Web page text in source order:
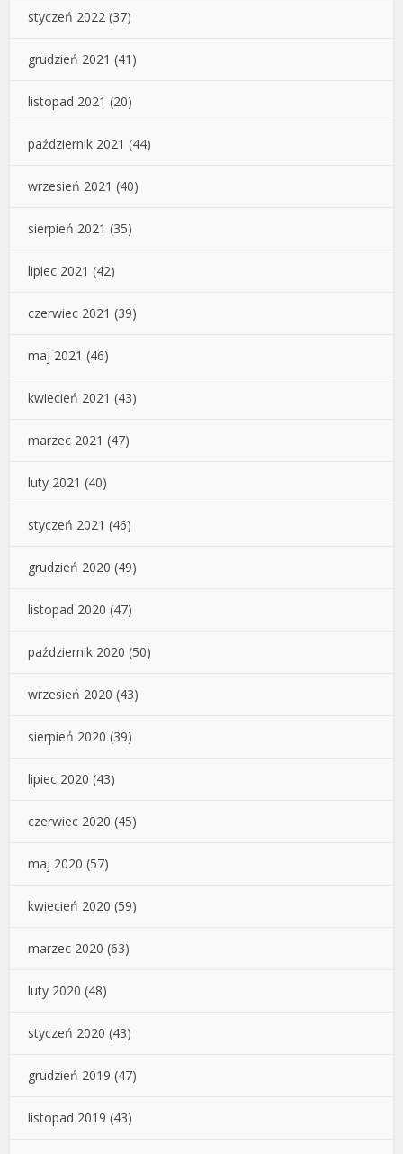
styczeń 2022 (37)
grudzień 2021 (41)
listopad 2021 (20)
październik 2021 (44)
wrzesień 2021 (40)
sierpień 2021 (35)
lipiec 2021 (42)
czerwiec 2021 (39)
maj 2021 (46)
kwiecień 2021 (43)
marzec 2021 (47)
luty 2021 (40)
styczeń 2021 (46)
grudzień 2020 (49)
listopad 2020 (47)
październik 2020 (50)
wrzesień 2020 (43)
sierpień 2020 (39)
lipiec 2020 (43)
czerwiec 2020 (45)
maj 2020 (57)
kwiecień 2020 (59)
marzec 2020 (63)
luty 2020 (48)
styczeń 2020 (43)
grudzień 2019 (47)
listopad 2019 (43)